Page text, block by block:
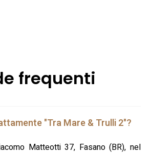
frequenti
"Tra Mare & Trulli 2"?
Matteotti 37, Fasano (BR), nel